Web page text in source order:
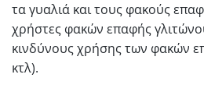
τα γυαλιά και τους φακούς
χρήστες φακών επαφής
κινδύνους χρήσης των φακών
κτλ).